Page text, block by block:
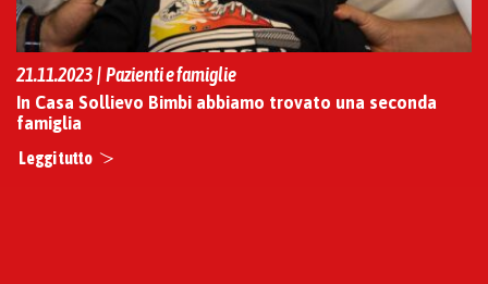
21.11.2023 | Pazienti e famiglie
In Casa Sollievo Bimbi abbiamo trovato una seconda
famiglia
Leggi tutto